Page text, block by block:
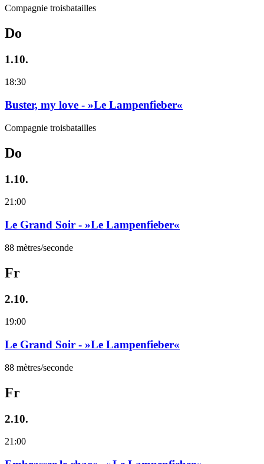
Compagnie troisbatailles
Do
1.10.
18:30
Buster, my love - »Le Lampenfieber«
Compagnie troisbatailles
Do
1.10.
21:00
Le Grand Soir - »Le Lampenfieber«
88 mètres/seconde
Fr
2.10.
19:00
Le Grand Soir - »Le Lampenfieber«
88 mètres/seconde
Fr
2.10.
21:00